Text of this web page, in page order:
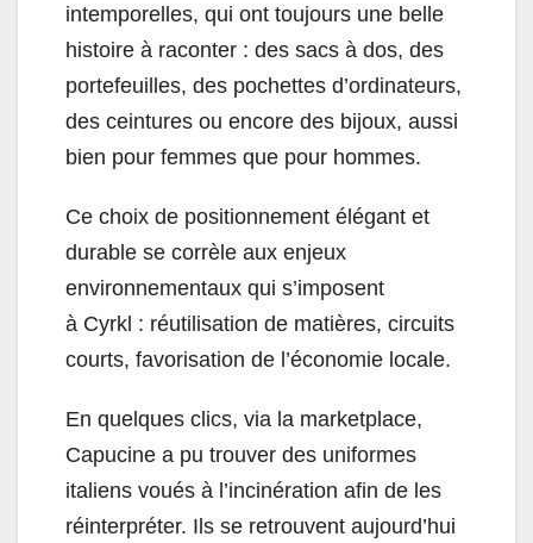
intemporelles, qui ont toujours une belle
histoire à raconter : des sacs à dos, des
portefeuilles, des pochettes d’ordinateurs,
des ceintures ou encore des bijoux, aussi
bien pour femmes que pour hommes.
Ce choix de positionnement élégant et
durable se corrèle aux enjeux
environnementaux qui s’imposent
à Cyrkl : réutilisation de matières, circuits
courts, favorisation de l’économie locale.
En quelques clics, via la marketplace,
Capucine a pu trouver des uniformes
italiens voués à l’incinération afin de les
réinterpréter. Ils se retrouvent aujourd’hui